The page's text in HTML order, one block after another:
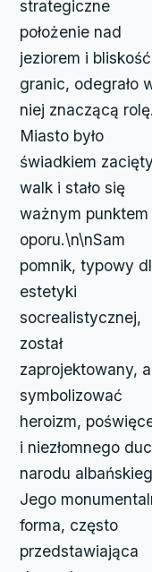
strategiczne
położenie nad
jeziorem i bliskość
granic, odegrało
niej znaczącą rolę.
Miasto było
świadkiem
walk i stało się
ważnym punktem
oporu.\n\nSam
pomnik, typowy
estetyki
socrealistycznej,
został
zaprojektowany,
symbolizować
heroizm,
i niezłomnego
narodu
Jego
forma, często
przedstawiająca